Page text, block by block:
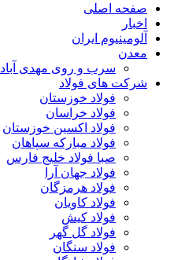
صفحه اصلی
اخبار
آلومینیوم ایران
معدن
سرب و روی مهدی آباد
شرکت های فولاد
فولاد خوزستان
فولاد خراسان
فولاد اکسین خوزستان
فولاد مبارکه سپاهان
صبا فولاد خلیج فارس
فولاد جهان آرا
فولاد هرمزگان
فولاد کاویان
فولاد کیش
فولاد گل گهر
فولاد سنگان